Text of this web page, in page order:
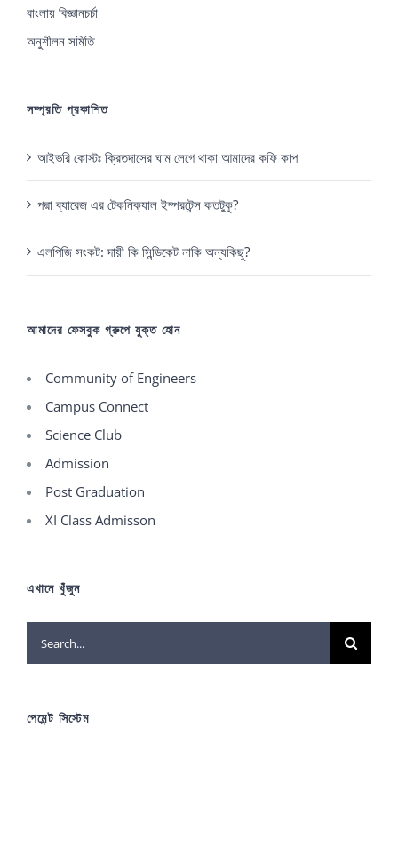
বাংলায় বিজ্ঞানচর্চা
অনুশীলন সমিতি
সম্প্রতি প্রকাশিত
আইভরি কোস্টঃ ক্রিতদাসের ঘাম লেগে থাকা আমাদের কফি কাপ
পদ্মা ব্যারেজ এর টেকনিক্যাল ইম্পরটেন্স কতটুকু?
এলপিজি সংকট: দায়ী কি সিন্ডিকেট নাকি অন্যকিছু?
আমাদের ফেসবুক গ্রুপে যুক্ত হোন
Community of Engineers
Campus Connect
Science Club
Admission
Post Graduation
XI Class Admisson
এখানে খুঁজুন
Search
for:
পেমেন্ট সিস্টেম